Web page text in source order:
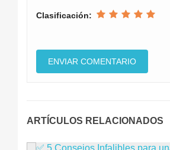
Clasificación:
ARTÍCULOS RELACIONADOS